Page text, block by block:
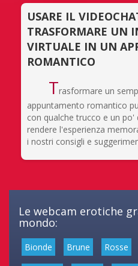
USARE IL
TRASFORMARE UN
VIRTUALE IN UN
ROMANTICO
Trasformare un
appuntamento romantico
con qualche trucco e un po'
rendere l'esperienza
i nostri consigli e
Le webcam erotiche
mondo:
Bionde Brune Rosse